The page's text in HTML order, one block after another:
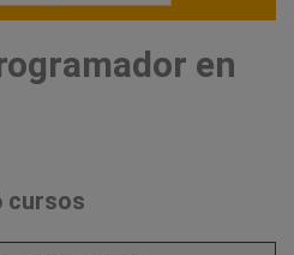
en
cursos